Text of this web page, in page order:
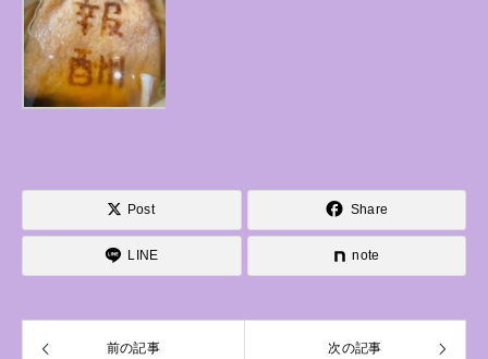
Post Share
LINE note
前の記事 次の記事